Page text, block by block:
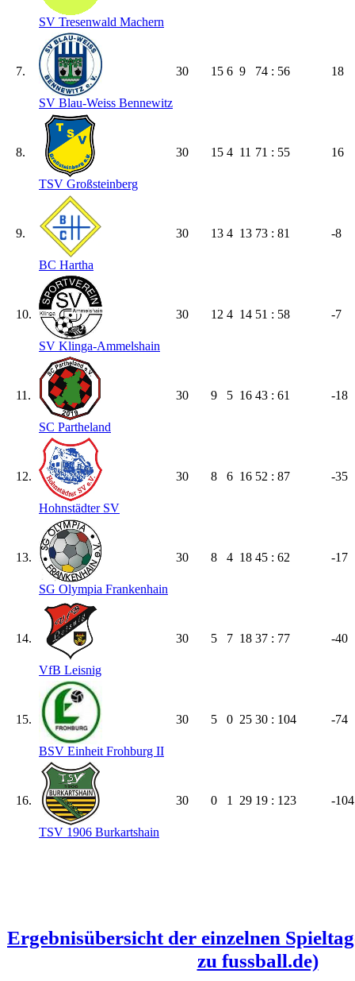
SV Tresenwald Machern
7.
SV Blau-Weiss Bennewitz
30 15 6 9 74 : 56 18
8.
TSV Großsteinberg
30 15 4 11 71 : 55 16
9.
BC Hartha
30 13 4 13 73 : 81 -8
10.
SV Klinga-Ammelshain
30 12 4 14 51 : 58 -7
11.
SC Partheland
30 9 5 16 43 : 61 -18
12.
Hohnstädter SV
30 8 6 16 52 : 87 -35
13.
SG Olympia Frankenhain
30 8 4 18 45 : 62 -17
14.
VfB Leisnig
30 5 7 18 37 : 77 -40
15.
BSV Einheit Frohburg II
30 5 0 25 30 : 104 -74
16.
TSV 1906 Burkartshain
30 0 1 29 19 : 123 -104
Ergebnisübersicht der einzelnen
zu fussball.de)